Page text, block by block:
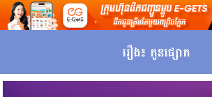
រឿង៖ កូនផ្សោត